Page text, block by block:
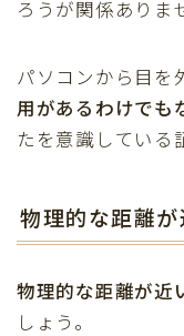
ろうが関係ありま
パソコンから目を
用があるわけでも
たを意識している
物理的な距離が
物理的な距離が近
しょう。